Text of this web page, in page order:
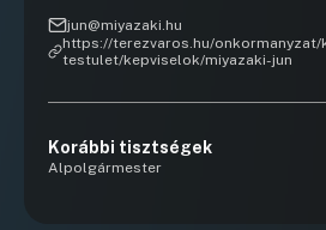
jun@miyazaki.hu
https://terezvaros.hu/onkormanyzat/
testulet/kepviselok/miyazaki-jun
Korábbi tisztségek
Alpolgármester